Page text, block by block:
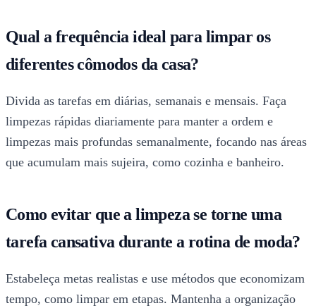
Qual a frequência ideal para limpar os
diferentes cômodos da casa?
Divida as tarefas em diárias, semanais e mensais. Faça
limpezas rápidas diariamente para manter a ordem e
limpezas mais profundas semanalmente, focando nas áreas
que acumulam mais sujeira, como cozinha e banheiro.
Como evitar que a limpeza se torne uma
tarefa cansativa durante a rotina de moda?
Estabeleça metas realistas e use métodos que economizam
tempo, como limpar em etapas. Mantenha a organização